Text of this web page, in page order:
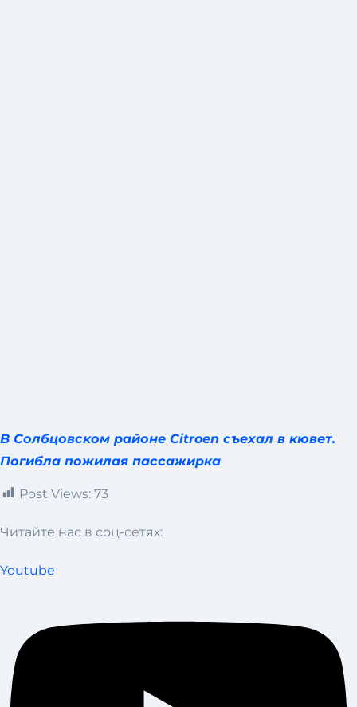
В Солбцовском районе Сitroen съехал в кювет.
Погибла пожилая пассажирка
Post Views: 73
Читайте нас в соц-сетях:
Youtube